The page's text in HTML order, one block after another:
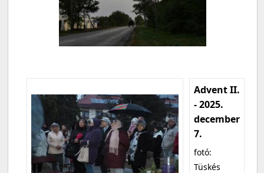
Advent II.
- 2025.
december
7.
fotó:
Tüskés